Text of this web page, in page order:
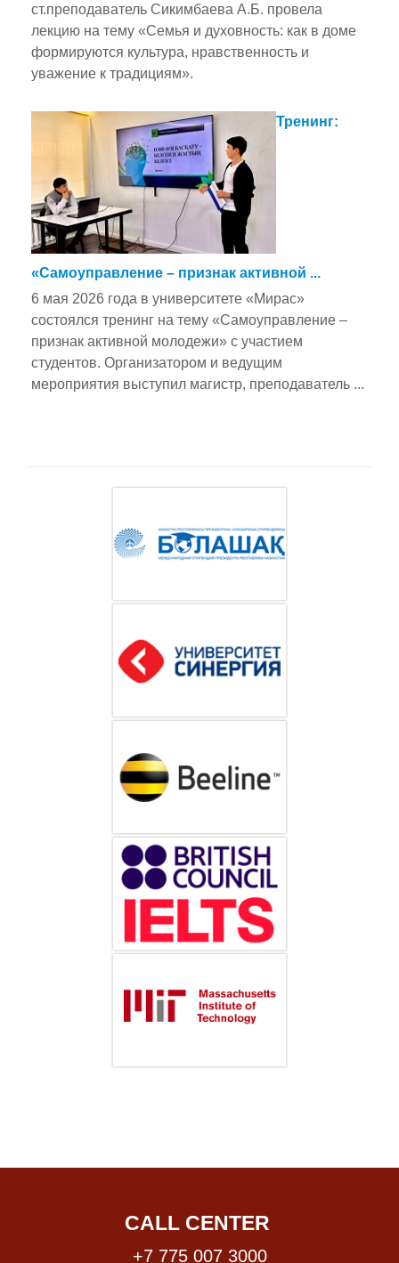
ст.преподаватель Сикимбаева А.Б. провела
лекцию на тему «Семья и духовность: как в доме
формируются культура, нравственность и
уважение к традициям».
Тренинг:
«Самоуправление – признак активной ...
6 мая 2026 года в университете «Мирас»
состоялся тренинг на тему «Самоуправление –
признак активной молодежи» с участием
студентов. Организатором и ведущим
мероприятия выступил магистр, преподаватель ...
CALL CENTER
+7 775 007 3000